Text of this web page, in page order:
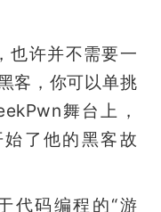
也许并不需要一
客，你可以单挑
舞台上，
了他的黑客故
代码编程的“游